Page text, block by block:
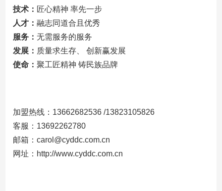
技术： 匠心精神 率先一步
人才：融志同道合且优秀
服务：无需服务的服务
发展： 质量求生存、 创新赢发展
使命：聚工匠精神 铸民族品牌
加盟热线：13662682536 /13823105826
客服：13692262780
邮箱：carol@cyddc.com.cn
网址：http://www.cyddc.com.cn